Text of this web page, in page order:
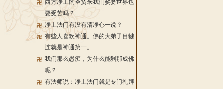
西方净土的圣贤来我们娑婆世界也
要受苦吗？
净土法门有没有清净心一说？
有些人喜欢神通。佛的大弟子目犍
连就是神通第一。
我们那么愚痴，为什么能刹那成佛
呢？
有法师说：净土法门就是专门礼拜